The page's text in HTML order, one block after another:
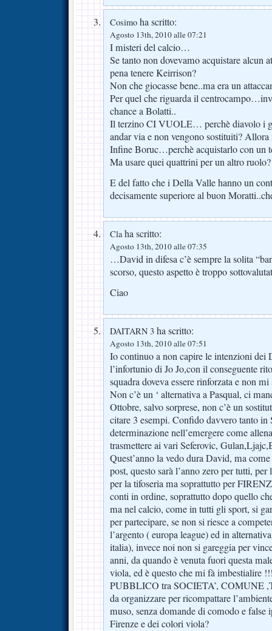
Cosimo ha scritto:
Agosto 13th, 2010 alle 07:21
I misteri del calcio…
Se tanto non dovevamo acquistare alcun
pena tenere Keirrison?
Non che giocasse bene..ma era un
Per quel che riguarda il
chance a Bolatti..
Il terzino CI VUOLE… perchè diavolo i
andar via e non vengono sostituiti?
Infine Boruc…perchè acquistarlo con un
Ma usare quei quattrini per un altro ruolo?
E del fatto che i Della Valle hanno un
decisamente superiore al buon
Claha scritto:
Agosto 13th, 2010 alle 07:35
…David in difesa c’è sempre la solita
scorso, questo aspetto è troppo
Ciao
DAITARN 3 ha scritto:
Agosto 13th, 2010 alle 07:51
Io continuo a non capire le intenzioni
l’infortunio di Jo Jo,con il conseguente
squadra doveva essere rinforzata e non
Non c’è un ‘ alternativa a Pasqual, ci
Ottobre, salvo sorprese, non c’è un
citare 3 esempi. Confido davvero tanto in
determinazione nell’emergere come
trasmettere ai vari Seferovic,
Quest’anno la vedo dura David, ma
post, questo sarà l’anno zero per tutti,
per la tifoseria ma soprattutto per
conti in ordine, soprattutto dopo quello
ma nel calcio, come in tutti gli sport, si
per partecipare, se non si riesce a
l’argento ( europa league) ed in
italia), invece noi non si gareggia per
anni, da quando è venuta fuori questa
viola, ed è questo che mi fà imbestialire
PUBBLICO tra SOCIETA’, COMUNE
da organizzare per ricompattare
muso, senza domande di comodo e false
Firenze e dei colori viola?